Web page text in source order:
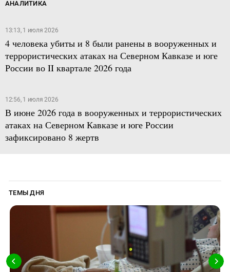
АНАЛИТИКА
13:13, 1 июля 2026
4 человека убиты и 8 были ранены в вооруженных и
террористических атаках на Северном Кавказе и юге
России во II квартале 2026 года
12:56, 1 июля 2026
В июне 2026 года в вооруженных и террористических
атаках на Северном Кавказе и юге России
зафиксировано 8 жертв
ТЕМЫ ДНЯ